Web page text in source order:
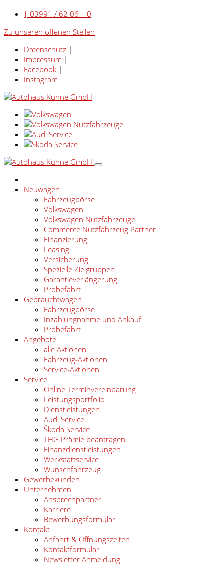
| 03991 / 62 06 – 0
Zu unseren offenen Stellen
Datenschutz |
Impressum |
Facebook |
Instagram
Neuwagen
Fahrzeugbörse
Volkswagen
Volkswagen Nutzfahrzeuge
Commerce Nutzfahrzeug Partner
Finanzierung
Leasing
Versicherung
Spezielle Zielgruppen
Garantieverlängerung
Probefahrt
Gebrauchtwagen
Fahrzeugbörse
Inzahlungnahme und Ankauf
Probefahrt
Angebote
alle Aktionen
Fahrzeug-Aktionen
Service-Aktionen
Service
Online Terminvereinbarung
Leistungsportfolio
Dienstleistungen
Audi Service
Škoda Service
THG Prämie beantragen
Finanzdienstleistungen
Werkstattservice
Wunschfahrzeug
Gewerbekunden
Unternehmen
Ansprechpartner
Karriere
Bewerbungsformular
Kontakt
Anfahrt & Öffnungszeiten
Kontaktformular
Newsletter Anmeldung